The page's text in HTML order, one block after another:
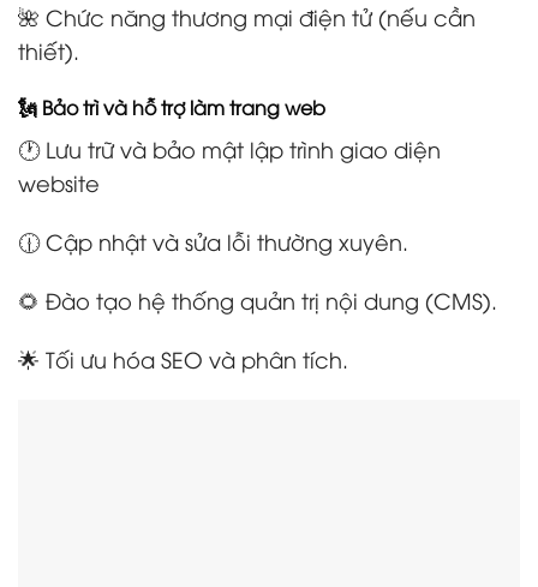
🌺 Chức năng thương mại điện tử (nếu cần
thiết).
🗽 Bảo trì và hỗ trợ làm trang web
🕐 Lưu trữ và bảo mật lập trình giao diện
website
🕧 Cập nhật và sửa lỗi thường xuyên.
🌻 Đào tạo hệ thống quản trị nội dung (CMS).
🌟 Tối ưu hóa SEO và phân tích.